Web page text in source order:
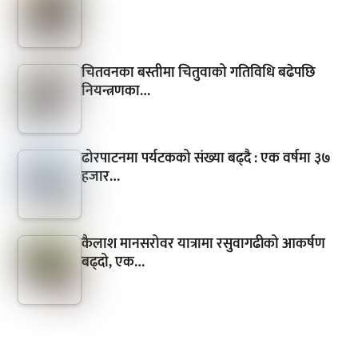
चितवनका बस्तीमा चितुवाको गतिविधि बढेपछि
नियन्त्रणका…
ढोरपाटनमा पर्यटकको संख्या बढ्दै : एक वर्षमा ३७
हजार…
कैलाश मानसरोवर यात्रामा रसुवागढीको आकर्षण
बढ्दो, एक…